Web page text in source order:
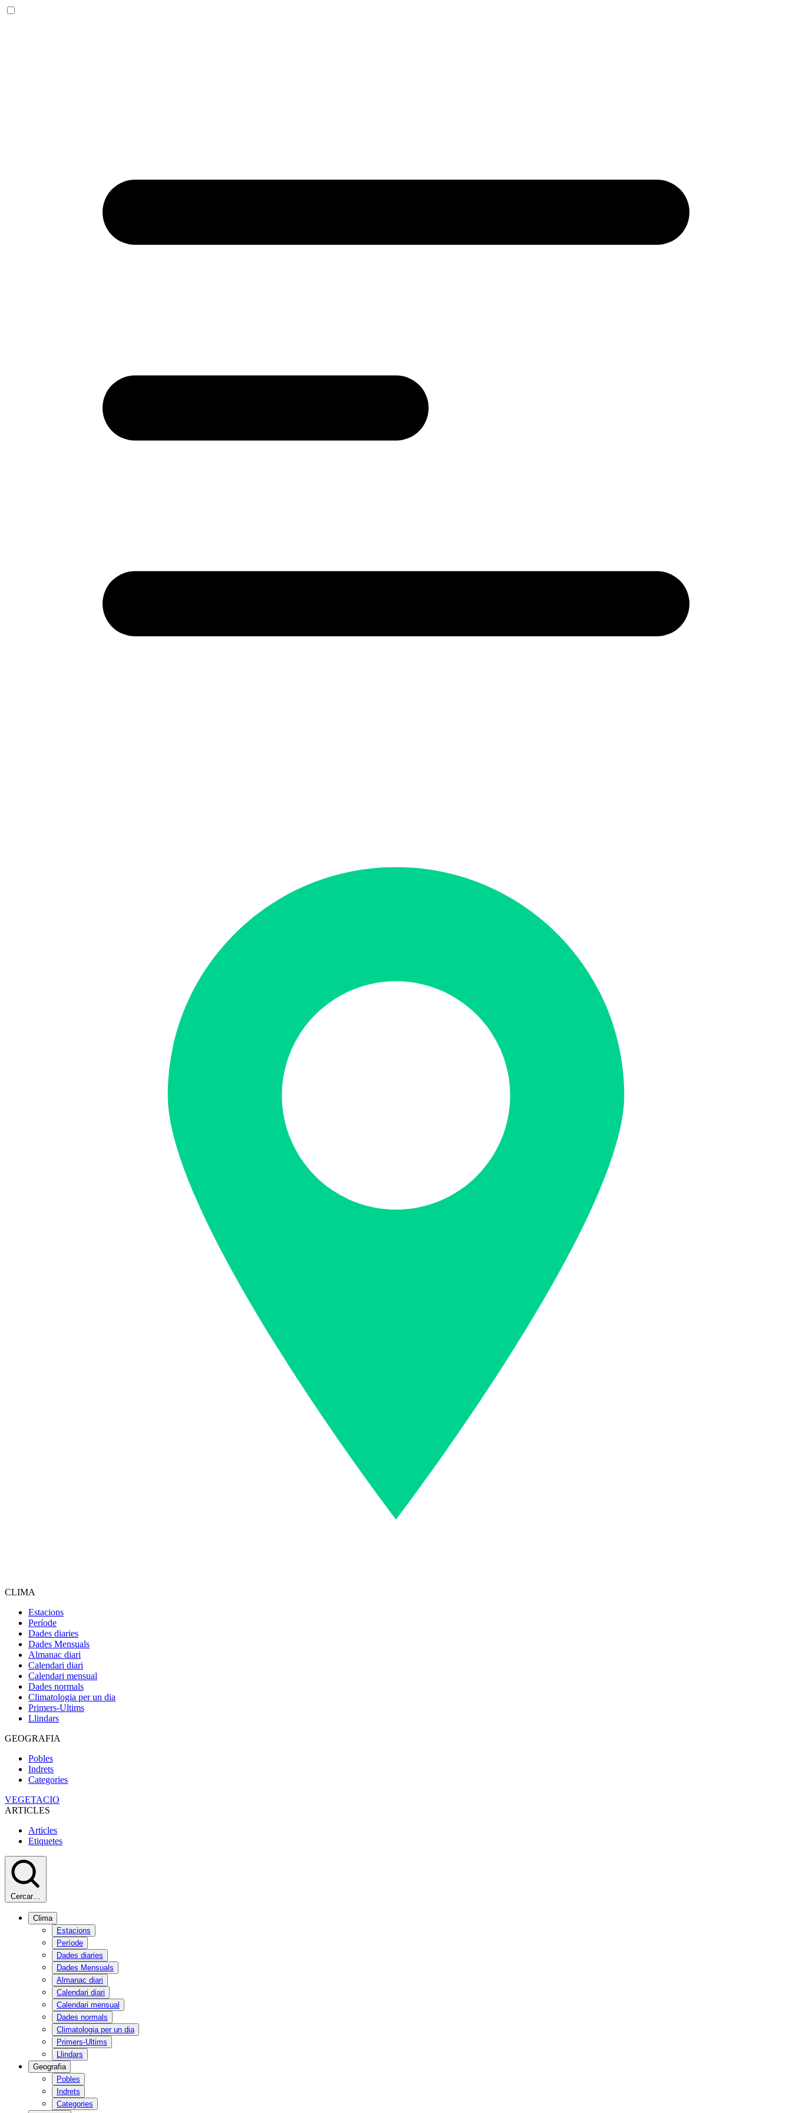
CLIMA
Estacions
Període
Dades diaries
Dades Mensuals
Almanac diari
Calendari diari
Calendari mensual
Dades normals
Climatologia per un dia
Primers-Ultims
Llindars
GEOGRAFIA
Pobles
Indrets
Categories
VEGETACIO
ARTICLES
Articles
Etiquetes
Cercar…
Clima
Estacions
Període
Dades diaries
Dades Mensuals
Almanac diari
Calendari diari
Calendari mensual
Dades normals
Climatologia per un dia
Primers-Ultims
Llindars
Geografia
Pobles
Indrets
Categories